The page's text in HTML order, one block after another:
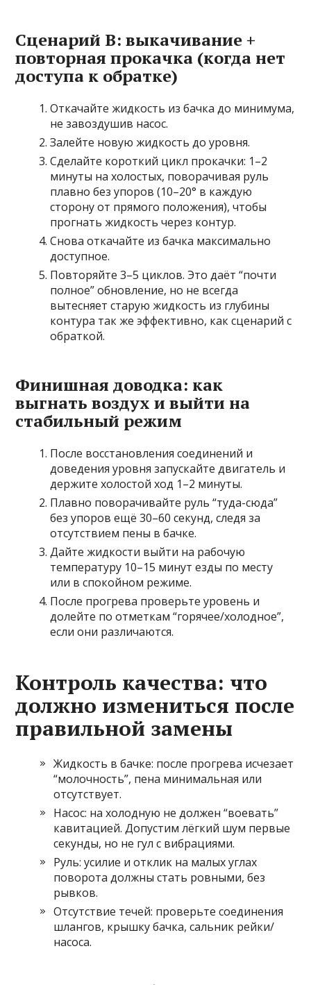
Сценарий B: выкачивание +
повторная прокачка (когда нет
доступа к обратке)
Откачайте жидкость из бачка до минимума,
не завоздушив насос.
Залейте новую жидкость до уровня.
Сделайте короткий цикл прокачки: 1–2
минуты на холостых, поворачивая руль
плавно без упоров (10–20° в каждую
сторону от прямого положения), чтобы
прогнать жидкость через контур.
Снова откачайте из бачка максимально
доступное.
Повторяйте 3–5 циклов. Это даёт “почти
полное” обновление, но не всегда
вытесняет старую жидкость из глубины
контура так же эффективно, как сценарий с
обраткой.
Финишная доводка: как
выгнать воздух и выйти на
стабильный режим
После восстановления соединений и
доведения уровня запускайте двигатель и
держите холостой ход 1–2 минуты.
Плавно поворачивайте руль “туда-сюда”
без упоров ещё 30–60 секунд, следя за
отсутствием пены в бачке.
Дайте жидкости выйти на рабочую
температуру 10–15 минут езды по месту
или в спокойном режиме.
После прогрева проверьте уровень и
долейте по отметкам “горячее/холодное”,
если они различаются.
Контроль качества: что
должно измениться после
правильной замены
Жидкость в бачке: после прогрева исчезает
“молочность”, пена минимальная или
отсутствует.
Насос: на холодную не должен “воевать”
кавитацией. Допустим лёгкий шум первые
секунды, но не гул с вибрациями.
Руль: усилие и отклик на малых углах
поворота должны стать ровными, без
рывков.
Отсутствие течей: проверьте соединения
шлангов, крышку бачка, сальник рейки/
насоса.